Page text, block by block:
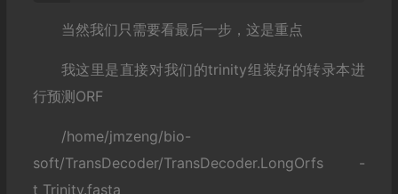
当然我们只需要看最后一步，这是重点
我这里是直接对我们的trinity组装好的转录本进
行预测ORF
/home/jmzeng/bio-
soft/TransDecoder/TransDecoder.LongOrfs -
t Trinity.fasta